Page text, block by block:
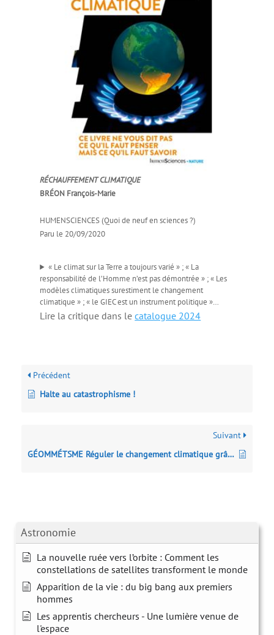
Astronomie
La nouvelle ruée vers l’orbite : Comment les
constellations de satellites transforment le monde
Apparition de la vie : du big bang aux premiers
hommes
Les apprentis chercheurs - Une lumière venue de
l'espace
RÉCHAUFFEMENT CLIMATIQUE
BRÉON François-Marie
HUMENSCIENCES (Quoi de neuf en sciences ?)
Paru le 20/09/2020
« Le climat sur la Terre a toujours varié » ; « La
responsabilité de l’Homme n’est pas démontrée » ; « Les
modèles climatiques surestiment le changement
climatique » ; « le GIEC est un instrument politique »…
Lire la critique dans lecatalogue 2024
Précédent
Halte au catastrophisme !
Suivant
GÉOMMÉTSME Réguler le changement climatique grâce à la nature